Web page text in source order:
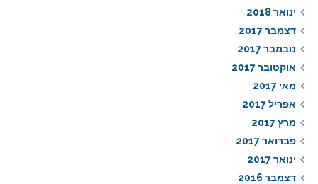
ינואר 2018
דצמבר 2017
נובמבר 2017
אוקטובר 2017
מאי 2017
אפריל 2017
מרץ 2017
פברואר 2017
ינואר 2017
דצמבר 2016